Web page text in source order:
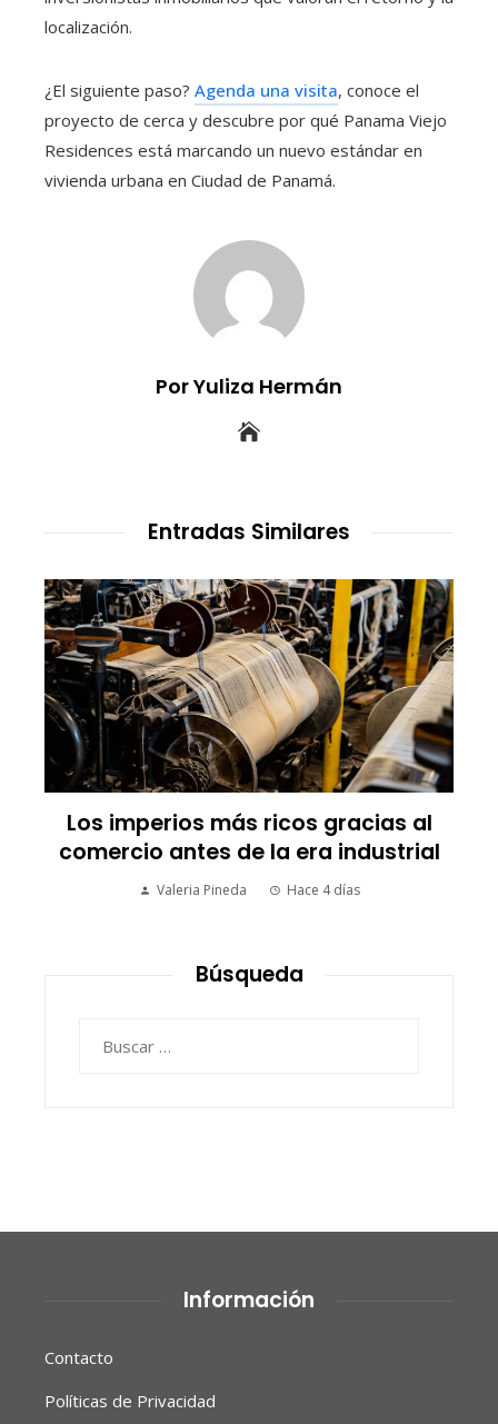
localización.
¿El siguiente paso? Agenda una visita, conoce el
proyecto de cerca y descubre por qué Panama Viejo
Residences está marcando un nuevo estándar en
vivienda urbana en Ciudad de Panamá.
Por Yuliza Hermán
Entradas Similares
Los imperios más ricos gracias al
comercio antes de la era industrial
Valeria Pineda Hace 4 días
Búsqueda
Información
Contacto
Políticas de Privacidad